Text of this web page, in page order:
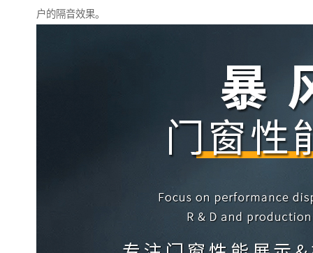
户的隔音效果。